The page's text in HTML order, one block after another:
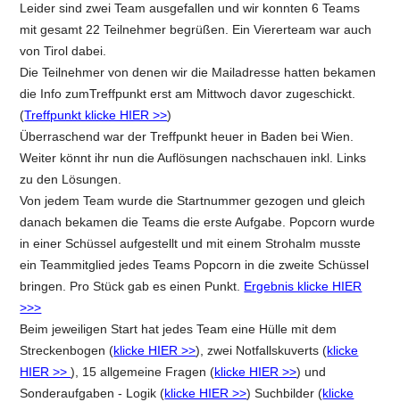
Leider sind zwei Team ausgefallen und wir konnten 6 Teams
mit gesamt 22 Teilnehmer begrüßen. Ein Viererteam war auch
von Tirol dabei.
Die Teilnehmer von denen wir die Mailadresse hatten bekamen
die Info zumTreffpunkt erst am Mittwoch davor zugeschickt.
(Treffpunkt klicke HIER >>)
Überraschend war der Treffpunkt heuer in Baden bei Wien.
Weiter könnt ihr nun die Auflösungen nachschauen inkl. Links
zu den Lösungen.
Von jedem Team wurde die Startnummer gezogen und gleich
danach bekamen die Teams die erste Aufgabe. Popcorn wurde
in einer Schüssel aufgestellt und mit einem Strohalm musste
ein Teammitglied jedes Teams Popcorn in die zweite Schüssel
bringen. Pro Stück gab es einen Punkt. Ergebnis klicke HIER
>>>
Beim jeweiligen Start hat jedes Team eine Hülle mit dem
Streckenbogen (klicke HIER >>), zwei Notfallskuverts (klicke
HIER >>), 15 allgemeine Fragen (klicke HIER >>) und
Sonderaufgaben - Logik (klicke HIER >>) Suchbilder (klicke